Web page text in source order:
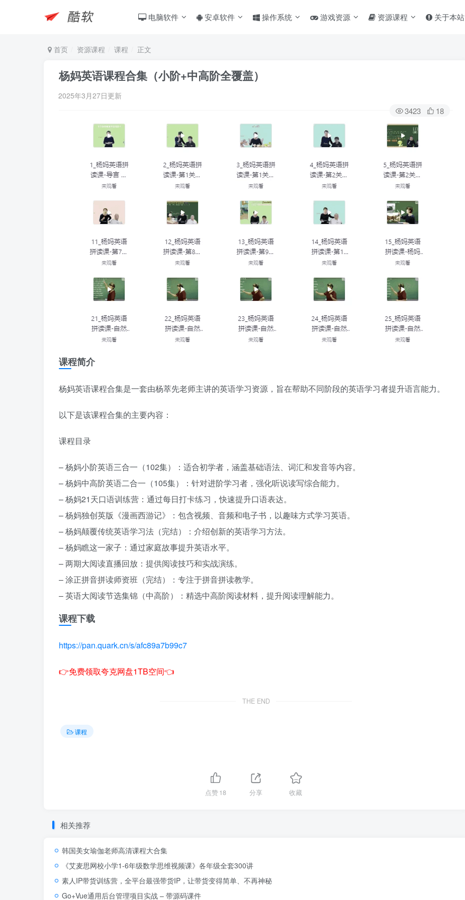
电脑软件 安卓软件 操作系统 游戏资源 资源课程 关于本站
首页 资源课程 课程 正文
杨妈英语课程合集（小阶+中高阶全覆盖）
2025年3月27日更新
3423 18
课程简介
杨妈英语课程合集是一套由杨萃先老师主讲的英语学习资源，旨在帮助不同阶段的英语学习者提升语言能力。
以下是该课程合集的主要内容：
课程目录
– 杨妈小阶英语三合一（102集）：适合初学者，涵盖基础语法、词汇和发音等内容。
– 杨妈中高阶英语二合一（105集）：针对进阶学习者，强化听说读写综合能力。
– 杨妈21天口语训练营：通过每日打卡练习，快速提升口语表达。
– 杨妈独创英版《漫画西游记》：包含视频、音频和电子书，以趣味方式学习英语。
– 杨妈颠覆传统英语学习法（完结）：介绍创新的英语学习方法。
– 杨妈瞧这一家子：通过家庭故事提升英语水平。
– 两期大阅读直播回放：提供阅读技巧和实战演练。
– 涂正拼音拼读师资班（完结）：专注于拼音拼读教学。
– 英语大阅读节选集锦（中高阶）：精选中高阶阅读材料，提升阅读理解能力。
课程下载
https://pan.quark.cn/s/afc89a7b99c7
👉免费领取夸克网盘1TB空间👈
THE END
课程
点赞18 分享 收藏
相关推荐
韩国美女瑜伽老师高清课程大合集
《艾麦思网校小学1-6年级数学思维视频课》各年级全套300讲
素人IP带货训练营，全平台最强带货IP，让带货变得简单、不再神秘
Go+Vue通用后台管理项目实战 – 带源码课件